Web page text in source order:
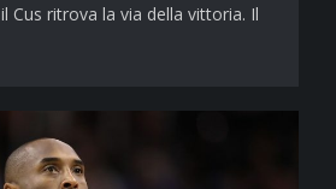
Cus ritrova la via della vittoria. Il